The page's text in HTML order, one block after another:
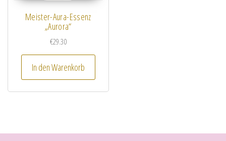
Meister-Aura-Essenz
„Aurora“
€29.30
In den Warenkorb